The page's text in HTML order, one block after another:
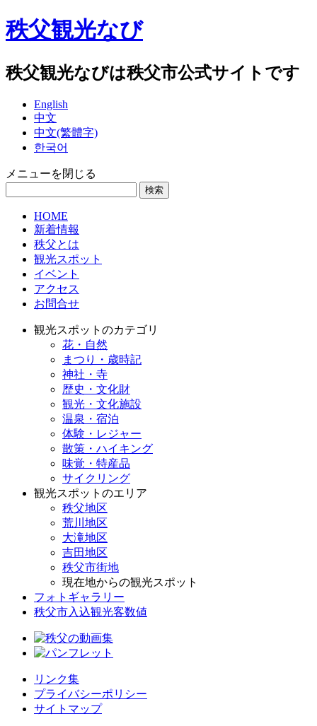
秩父観光なび
秩父観光なびは秩父市公式サイトです
English
中文
中文(繁體字)
한국어
メニューを閉じる
HOME
新着情報
秩父とは
観光スポット
イベント
アクセス
お問合せ
観光スポットのカテゴリ
花・自然
まつり・歳時記
神社・寺
歴史・文化財
観光・文化施設
温泉・宿泊
体験・レジャー
散策・ハイキング
味覚・特産品
サイクリング
観光スポットのエリア
秩父地区
荒川地区
大滝地区
吉田地区
秩父市街地
現在地からの観光スポット
フォトギャラリー
秩父市入込観光客数値
リンク集
プライバシーポリシー
サイトマップ